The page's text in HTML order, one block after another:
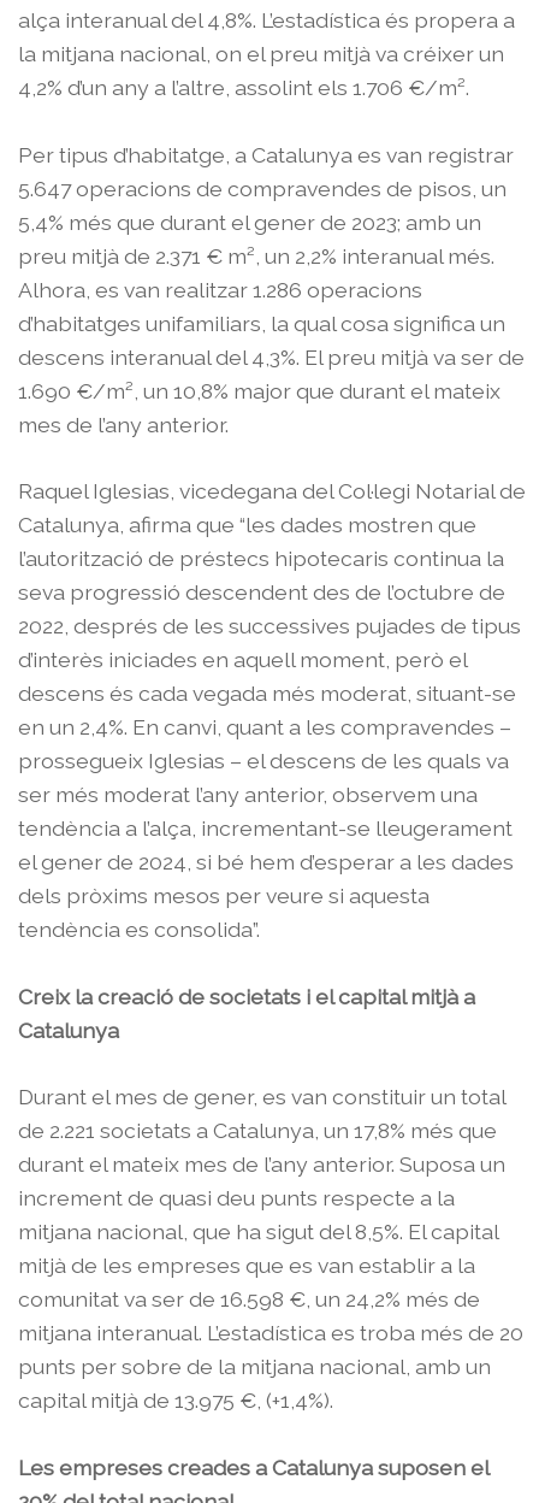
alça interanual del 4,8%. L’estadística és propera a
la mitjana nacional, on el preu mitjà va créixer un
4,2% d’un any a l’altre, assolint els 1.706 €/m².
Per tipus d’habitatge, a Catalunya es van registrar
5.647 operacions de compravendes de pisos, un
5,4% més que durant el gener de 2023; amb un
preu mitjà de 2.371 € m², un 2,2% interanual més.
Alhora, es van realitzar 1.286 operacions
d’habitatges unifamiliars, la qual cosa significa un
descens interanual del 4,3%. El preu mitjà va ser de
1.690 €/m², un 10,8% major que durant el mateix
mes de l’any anterior.
Raquel Iglesias, vicedegana del Col·legi Notarial de
Catalunya, afirma que “les dades mostren que
l’autorització de préstecs hipotecaris continua la
seva progressió descendent des de l’octubre de
2022, després de les successives pujades de tipus
d’interès iniciades en aquell moment, però el
descens és cada vegada més moderat, situant-se
en un 2,4%. En canvi, quant a les compravendes –
prossegueix Iglesias – el descens de les quals va
ser més moderat l’any anterior, observem una
tendència a l’alça, incrementant-se lleugerament
el gener de 2024, si bé hem d’esperar a les dades
dels pròxims mesos per veure si aquesta
tendència es consolida”.
Creix la creació de societats i el capital mitjà a
Catalunya
Durant el mes de gener, es van constituir un total
de 2.221 societats a Catalunya, un 17,8% més que
durant el mateix mes de l’any anterior. Suposa un
increment de quasi deu punts respecte a la
mitjana nacional, que ha sigut del 8,5%. El capital
mitjà de les empreses que es van establir a la
comunitat va ser de 16.598 €, un 24,2% més de
mitjana interanual. L’estadística es troba més de 20
punts per sobre de la mitjana nacional, amb un
capital mitjà de 13.975 €, (+1,4%).
Les empreses creades a Catalunya suposen el